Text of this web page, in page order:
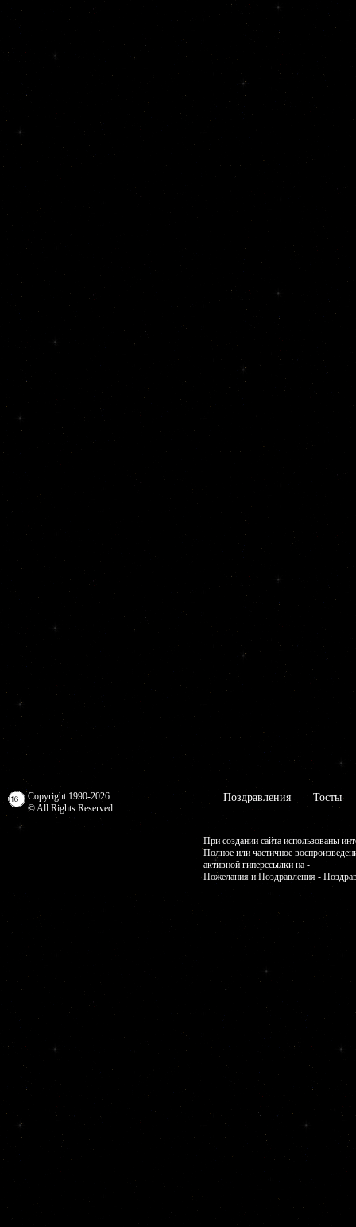
Copyright 1990-2026
© All Rights Reserved.
Поздравления Тосты
При создании сайта использованы
Полное или частичное
активной гиперссылки на -
Пожелания и Поздравления -